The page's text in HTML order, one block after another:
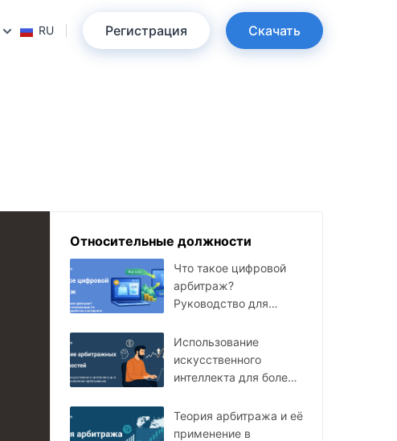
RU Регистрация Скачать
Относительные должности
Что такое цифровой
арбитраж?
Руководство для
онлайн-заработку
Использование
искусственного
интеллекта для более
арбитражных
возможностей
Теория арбитража и её
применение в